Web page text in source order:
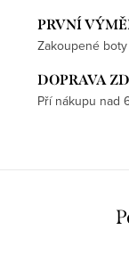
PRVNÍ
Zakoupené
DOPRAVA
Pří nákupu nad